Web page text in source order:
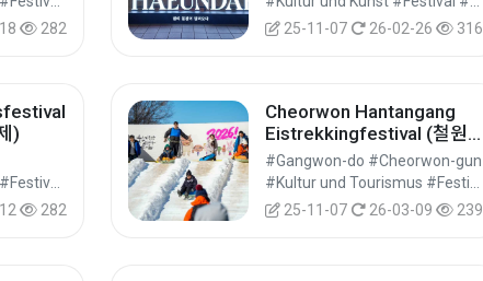
282
25-11-07
26-02-26 316
)
282
Cheorwon Hantangang
Eistrekkingfestival (철원
한탄강 얼음트레킹 축제)
#Gangwon-do #Cheorwon-gun
25-11-07
26-03-09 239